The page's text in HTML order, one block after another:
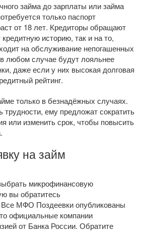
займа до зарплаты или займа
только паспорт
от 18 лет. Кредиторы обращают
историю, так и на то,
на обслуживание непогашенных
любом случае будут лояльнее
даже если у них высокая долговая
рейтинг.
только в безнадёжных случаях.
трудности, ему предложат сократить
или изменить срок, чтобы повысить
на займ
микрофинансовую
вы обратитесь
МФО Поздеевки опубликованы
официальные компании
от Банка России. Обратите